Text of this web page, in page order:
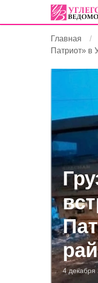
Главная
Патриот» в
4 декабря